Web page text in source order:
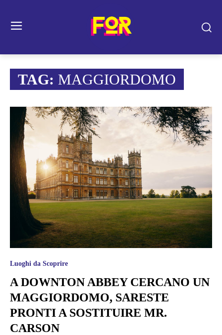
TAG: MAGGIORDOMO
Luoghi da Scoprire
A DOWNTON ABBEY CERCANO UN
MAGGIORDOMO, SARESTE
PRONTI A SOSTITUIRE MR.
CARSON